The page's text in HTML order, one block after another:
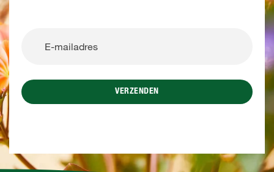
VERZENDEN